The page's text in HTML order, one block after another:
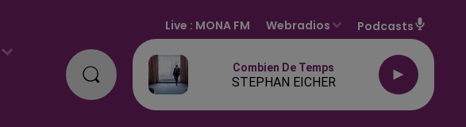
Live : MONA FM Webradios Podcasts
Combien De Temps
STEPHAN EICHER